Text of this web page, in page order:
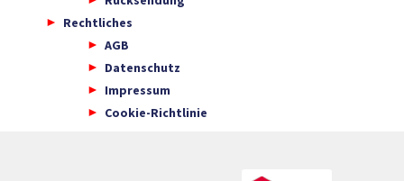
Rechtliches
AGB
Datenschutz
Impressum
Cookie-Richtlinie